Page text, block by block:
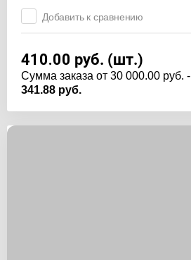
Добавить к сравнению
410.00 руб. (шт.)
Cумма заказа от 30 000.00 руб. -
341.88 руб.